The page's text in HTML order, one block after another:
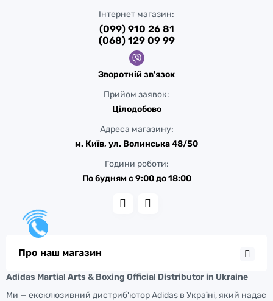
Інтернет магазин:
(099) 910 26 81
(068) 129 09 99
Зворотній зв'язок
Прийом заявок:
Цілодобово
Адреса магазину:
м. Київ, ул. Волинська 48/50
Години роботи:
По будням с 9:00 до 18:00
Про наш магазин
Adidas Martial Arts & Boxing Official Distributor in Ukraine
Ми — ексклюзивний дистриб'ютор Adidas в Україні, який надає